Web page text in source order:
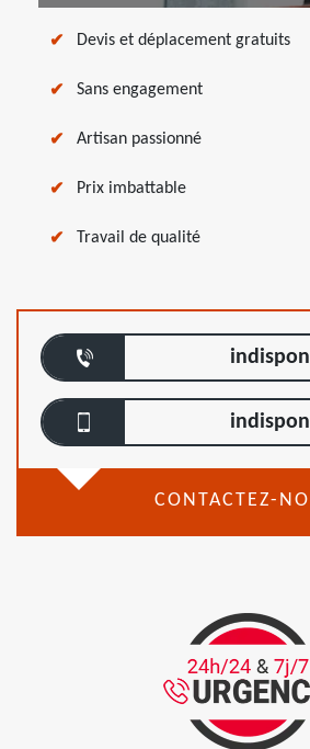
Devis et déplacement gratuits
Sans engagement
Artisan passionné
Prix imbattable
Travail de qualité
CONTACTEZ-